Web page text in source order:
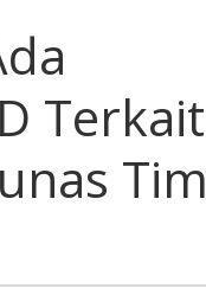
Terkait